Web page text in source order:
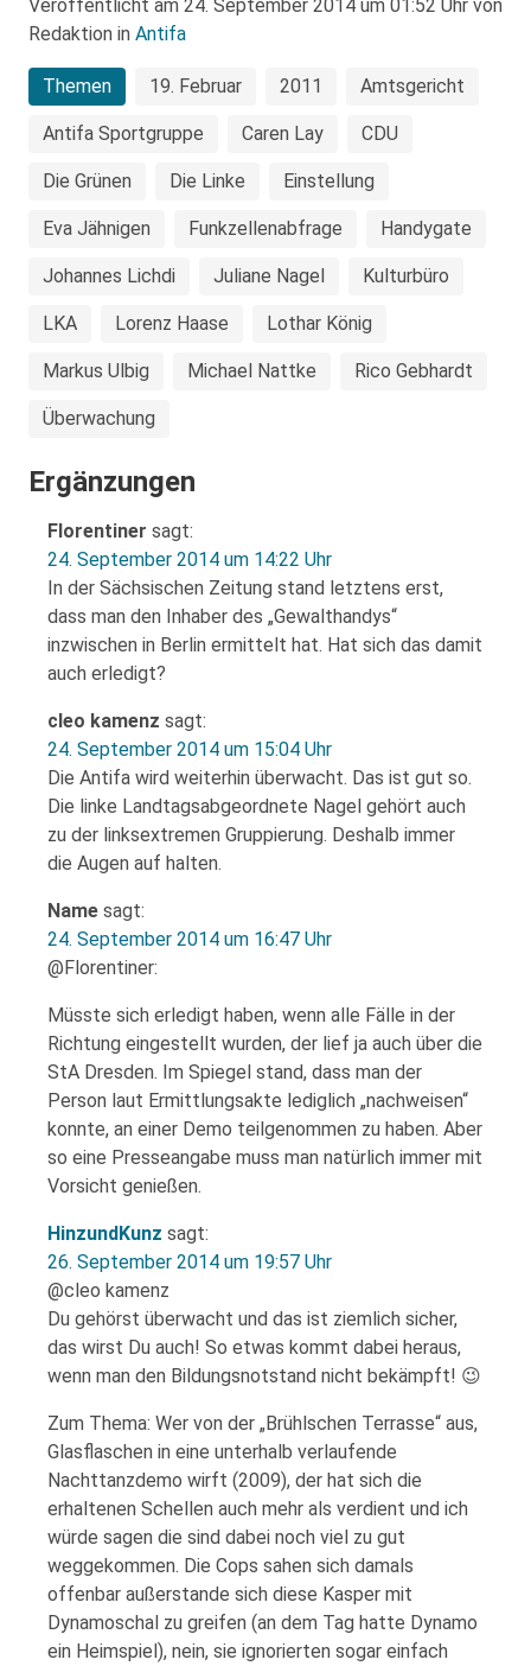
Veröffentlicht am 24. September 2014 um 01:52 Uhr von
Redaktion in Antifa
Themen 19. Februar 2011 Amtsgericht
Antifa Sportgruppe Caren Lay CDU
Die Grünen Die Linke Einstellung
Eva Jähnigen Funkzellenabfrage Handygate
Johannes Lichdi Juliane Nagel Kulturbüro
LKA Lorenz Haase Lothar König
Markus Ulbig Michael Nattke Rico Gebhardt
Überwachung
Ergänzungen
Florentiner sagt:
24. September 2014 um 14:22 Uhr
In der Sächsischen Zeitung stand letztens erst,
dass man den Inhaber des „Gewalthandys“
inzwischen in Berlin ermittelt hat. Hat sich das damit
auch erledigt?
cleo kamenz sagt:
24. September 2014 um 15:04 Uhr
Die Antifa wird weiterhin überwacht. Das ist gut so.
Die linke Landtagsabgeordnete Nagel gehört auch
zu der linksextremen Gruppierung. Deshalb immer
die Augen auf halten.
Name sagt:
24. September 2014 um 16:47 Uhr
@Florentiner:
Müsste sich erledigt haben, wenn alle Fälle in der
Richtung eingestellt wurden, der lief ja auch über die
StA Dresden. Im Spiegel stand, dass man der
Person laut Ermittlungsakte lediglich „nachweisen“
konnte, an einer Demo teilgenommen zu haben. Aber
so eine Presseangabe muss man natürlich immer mit
Vorsicht genießen.
HinzundKunz sagt:
26. September 2014 um 19:57 Uhr
@cleo kamenz
Du gehörst überwacht und das ist ziemlich sicher,
das wirst Du auch! So etwas kommt dabei heraus,
wenn man den Bildungsnotstand nicht bekämpft! 😉
Zum Thema: Wer von der „Brühlschen Terrasse“ aus,
Glasflaschen in eine unterhalb verlaufende
Nachttanzdemo wirft (2009), der hat sich die
erhaltenen Schellen auch mehr als verdient und ich
würde sagen die sind dabei noch viel zu gut
weggekommen. Die Cops sahen sich damals
offenbar außerstande sich diese Kasper mit
Dynamoschal zu greifen (an dem Tag hatte Dynamo
ein Heimspiel), nein, sie ignorierten sogar einfach